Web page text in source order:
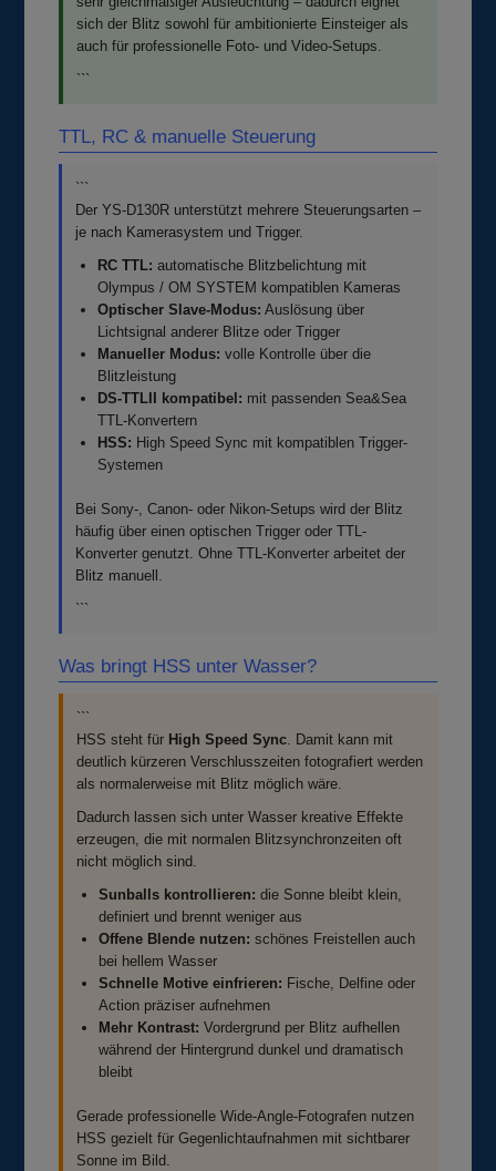
sich der Blitz sowohl für ambitionierte Einsteiger als
auch für professionelle Foto- und Video-Setups.
```
TTL, RC & manuelle Steuerung
```
Der YS-D130R unterstützt mehrere Steuerungsarten –
je nach Kamerasystem und Trigger.
RC TTL: automatische Blitzbelichtung mit
Olympus / OM SYSTEM kompatiblen Kameras
Optischer Slave-Modus: Auslösung über
Lichtsignal anderer Blitze oder Trigger
Manueller Modus: volle Kontrolle über die
Blitzleistung
DS-TTLII kompatibel: mit passenden Sea&Sea
TTL-Konvertern
HSS: High Speed Sync mit kompatiblen Trigger-
Systemen
Bei Sony-, Canon- oder Nikon-Setups wird der Blitz
häufig über einen optischen Trigger oder TTL-
Konverter genutzt. Ohne TTL-Konverter arbeitet der
Blitz manuell.
```
Was bringt HSS unter Wasser?
```
HSS steht für High Speed Sync. Damit kann mit
deutlich kürzeren Verschlusszeiten fotografiert werden
als normalerweise mit Blitz möglich wäre.
Dadurch lassen sich unter Wasser kreative Effekte
erzeugen, die mit normalen Blitzsynchronzeiten oft
nicht möglich sind.
Sunballs kontrollieren: die Sonne bleibt klein,
definiert und brennt weniger aus
Offene Blende nutzen: schönes Freistellen auch
bei hellem Wasser
Schnelle Motive einfrieren: Fische, Delfine oder
Action präziser aufnehmen
Mehr Kontrast: Vordergrund per Blitz aufhellen
während der Hintergrund dunkel und dramatisch
bleibt
Gerade professionelle Wide-Angle-Fotografen nutzen
HSS gezielt für Gegenlichtaufnahmen mit sichtbarer
Sonne im Bild.